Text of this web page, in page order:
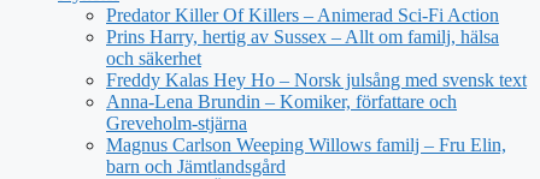
Predator Killer Of Killers – Animerad Sci-Fi Action
Prins Harry, hertig av Sussex – Allt om familj, hälsa
och säkerhet
Freddy Kalas Hey Ho – Norsk julsång med svensk text
Anna-Lena Brundin – Komiker, författare och
Greveholm-stjärna
Magnus Carlson Weeping Willows familj – Fru Elin,
barn och Jämtlandsgård